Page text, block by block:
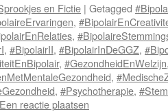
en Fictie | Getagged
,
,
, #BipolairII, #BipolairInDeGGZ,
, #GezondheidEnWelzijn
,
, #Psychotherapie,
Een reactie plaatsen